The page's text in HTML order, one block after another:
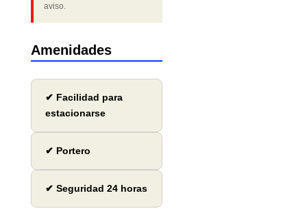
aviso.
Amenidades
✔ Facilidad para
estacionarse
✔ Portero
✔ Seguridad 24 horas